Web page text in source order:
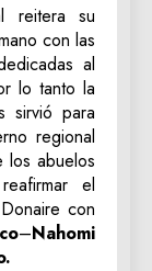
reitera su
con las
al
lo tanto la
sirvió para
regional
los abuelos
el
con
–Nahomi